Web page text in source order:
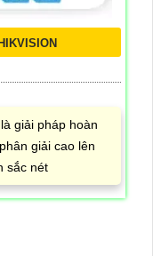
giải pháp hoàn
giải cao lên
sắc nét